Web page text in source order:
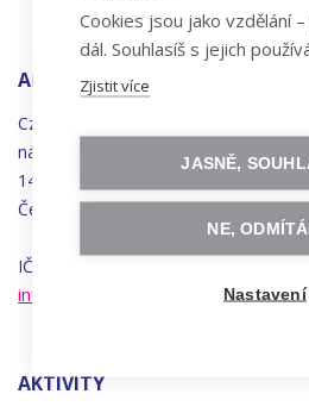
ADRESA
Czechitas, z.ú.
náměstí
Synků 1748/17
140 00 Praha 4 - Nusle
Česká republika
IČO 22834958 | DIČ CZ22834958
info@czechitas.cz
AKTIVITY
Cookies jsou jako vzdělání
dál. Souhlasíš s jejich
Zjistit více
JASNĚ,
NE,
Nastavení